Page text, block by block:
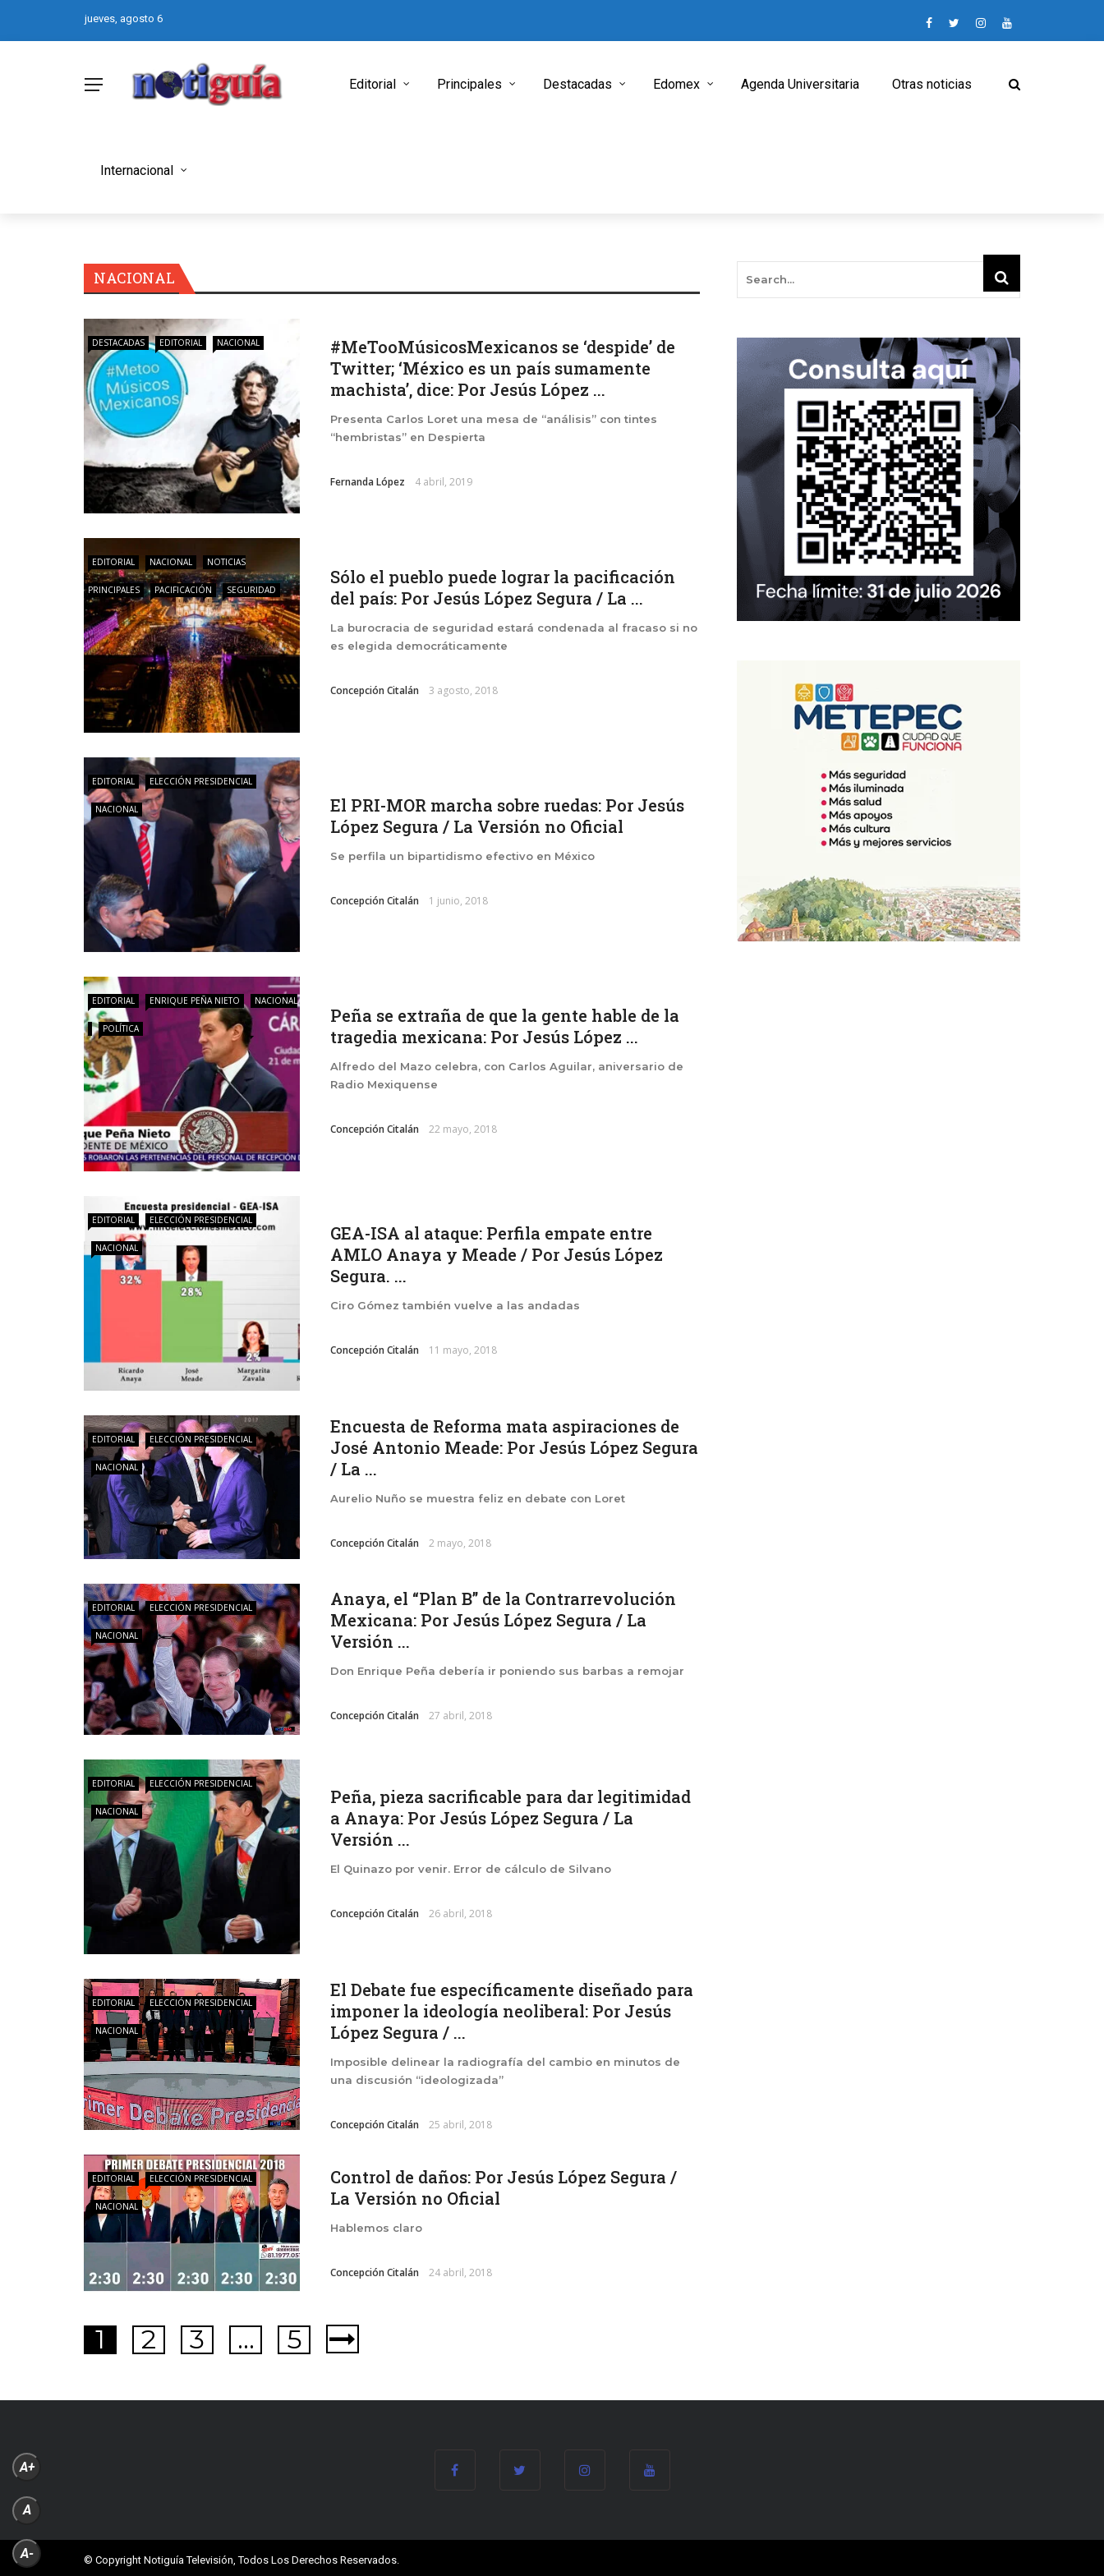
jueves, agosto 6
Editorial Principales Destacadas Edomex Agenda Universitaria Otras noticias
Internacional
NACIONAL
DESTACADAS EDITORIAL NACIONAL
#MeTooMúsicosMexicanos se ‘despide’ de
Twitter; ‘México es un país sumamente
machista’, dice: Por Jesús López ...
Presenta Carlos Loret una mesa de “análisis” con tintes
“hembristas” en Despierta
Fernanda López 4 abril, 2019
EDITORIAL NACIONAL NOTICIAS
PRINCIPALES PACIFICACIÓN SEGURIDAD
Sólo el pueblo puede lograr la pacificación
del país: Por Jesús López Segura / La ...
La burocracia de seguridad estará condenada al fracaso si no
es elegida democráticamente
Concepción Citalán 3 agosto, 2018
EDITORIAL ELECCIÓN PRESIDENCIAL
NACIONAL
El PRI-MOR marcha sobre ruedas: Por Jesús
López Segura / La Versión no Oficial
Se perfila un bipartidismo efectivo en México
Concepción Citalán 1 junio, 2018
EDITORIAL ENRIQUE PEÑA NIETO NACIONAL
POLÍTICA
Peña se extraña de que la gente hable de la
tragedia mexicana: Por Jesús López ...
Alfredo del Mazo celebra, con Carlos Aguilar, aniversario de
Radio Mexiquense
Concepción Citalán 22 mayo, 2018
EDITORIAL ELECCIÓN PRESIDENCIAL
NACIONAL
GEA-ISA al ataque: Perfila empate entre
AMLO Anaya y Meade / Por Jesús López
Segura. ...
Ciro Gómez también vuelve a las andadas
Concepción Citalán 11 mayo, 2018
EDITORIAL ELECCIÓN PRESIDENCIAL
NACIONAL
Encuesta de Reforma mata aspiraciones de
José Antonio Meade: Por Jesús López Segura
/ La ...
Aurelio Nuño se muestra feliz en debate con Loret
Concepción Citalán 2 mayo, 2018
EDITORIAL ELECCIÓN PRESIDENCIAL
NACIONAL
Anaya, el “Plan B” de la Contrarrevolución
Mexicana: Por Jesús López Segura / La
Versión ...
Don Enrique Peña debería ir poniendo sus barbas a remojar
Concepción Citalán 27 abril, 2018
EDITORIAL ELECCIÓN PRESIDENCIAL
NACIONAL
Peña, pieza sacrificable para dar legitimidad
a Anaya: Por Jesús López Segura / La
Versión ...
El Quinazo por venir. Error de cálculo de Silvano
Concepción Citalán 26 abril, 2018
EDITORIAL ELECCIÓN PRESIDENCIAL
NACIONAL
El Debate fue específicamente diseñado para
imponer la ideología neoliberal: Por Jesús
López Segura / ...
Imposible delinear la radiografía del cambio en minutos de
una discusión “ideologizada”
Concepción Citalán 25 abril, 2018
EDITORIAL ELECCIÓN PRESIDENCIAL
NACIONAL
Control de daños: Por Jesús López Segura /
La Versión no Oficial
Hablemos claro
Concepción Citalán 24 abril, 2018
1 2 3 … 5
© Copyright Notiguía Televisión, Todos Los Derechos Reservados.
A+
A
A-